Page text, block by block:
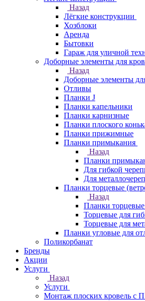
Назад
Лёгкие конструкции
Хозблоки
Аренда
Бытовки
Гараж для уличной
Доборные элементы для
Назад
Доборные элементы
Отливы
Планки J
Планки капельники
Планки карнизные
Планки плоского
Планки прижимные
Планки примыкания
Назад
Планки
Для гибкой
Для
Планки торцевые
Назад
Планки
Торцевые для
Торцевые для
Планки угловые для
Поликорбанат
Бренды
Акции
Услуги
Назад
Услуги
Монтаж плоских кровель с